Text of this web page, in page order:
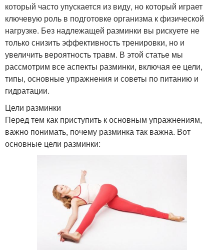
который часто упускается из виду, но который играет
ключевую роль в подготовке организма к физической
нагрузке. Без надлежащей разминки вы рискуете не
только снизить эффективность тренировки, но и
увеличить вероятность травм. В этой статье мы
рассмотрим все аспекты разминки, включая ее цели,
типы, основные упражнения и советы по питанию и
гидратации.
Цели разминки
Перед тем как приступить к основным упражнениям,
важно понимать, почему разминка так важна. Вот
основные цели разминки: